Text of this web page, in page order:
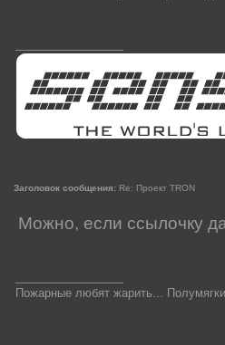
Заголовок сообщения: Re: Проект TRON
Можно, если ссылочку
Пожарные любят жарить...